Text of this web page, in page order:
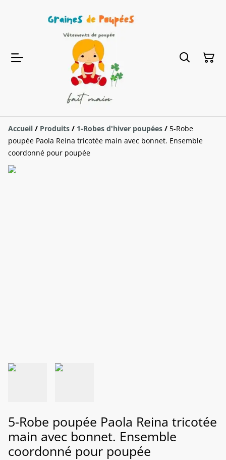
Accueil / Produits / 1-Robes d'hiver poupées / 5-Robe
poupée Paola Reina tricotée main avec bonnet. Ensemble
coordonné pour poupée
5-Robe poupée Paola Reina tricotée
main avec bonnet. Ensemble
coordonné pour poupée